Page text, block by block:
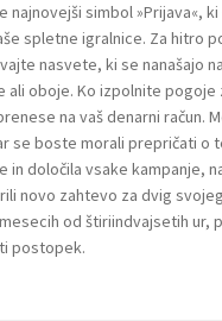
najnovejši simbol »Prijava«,
spletne igralnice. Za hitro
nasvete, ki se nanašajo
ali oboje. Ko izpolnite
na vaš denarni račun.
se boste morali prepričati o
določila vsake kampanje,
novo zahtevo za dvig
od štiriindvajsetih ur,
postopek.